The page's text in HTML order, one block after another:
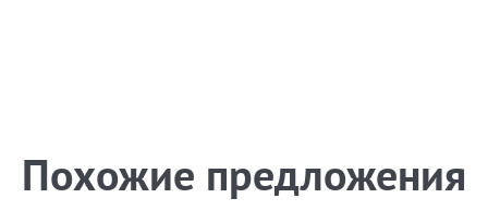
Похожие предложения